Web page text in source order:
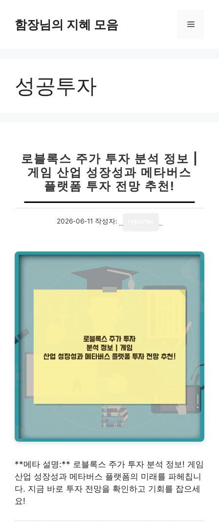
함장님의 지혜 모음 메
성공투자
로블록스 주가 투자 분석 정보 |
게임 산업 성장성과 메타버스
플랫폼 투자 전망 추천!
2026-06-11 작성자:
**메타 설명:** 로블록스 주가 투자 분석 정보! 게임
산업 성장성과 메타버스 플랫폼의 미래를 파헤칩니
다. 지금 바로 투자 전망을 확인하고 기회를 잡으세
요!